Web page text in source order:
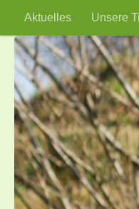
Zum Inhalt springen
Aktuelles Unsere